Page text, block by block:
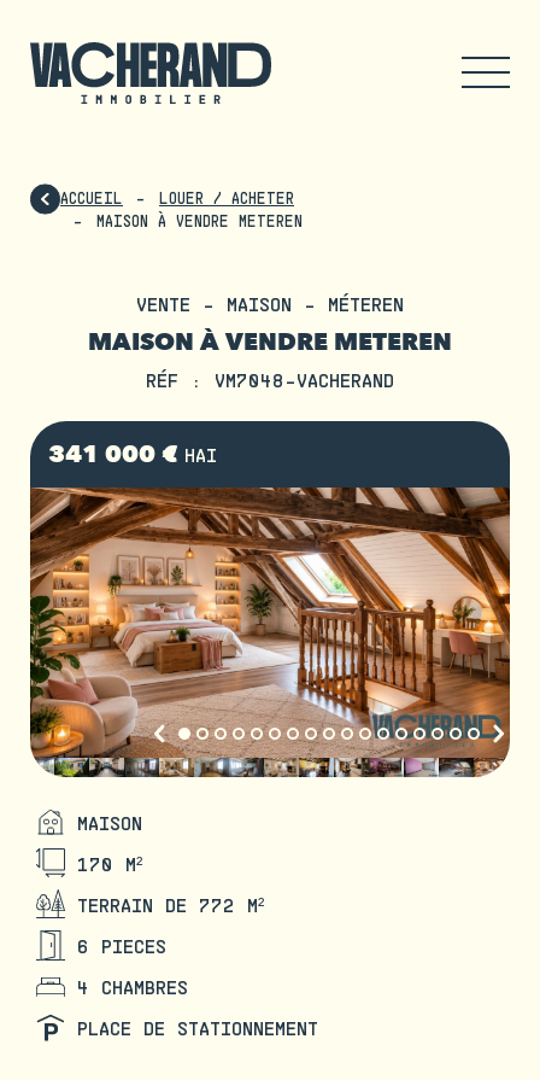
ACCUEIL
LOUER / ACHETER
MAISON À VENDRE METEREN
VENTE - MAISON - MÉTEREN
MAISON À VENDRE METEREN
RÉF : VM7048-VACHERAND
341 000 € HAI
MAISON
170 M²
TERRAIN DE 772 M²
6 PIECES
4 CHAMBRES
PLACE DE STATIONNEMENT